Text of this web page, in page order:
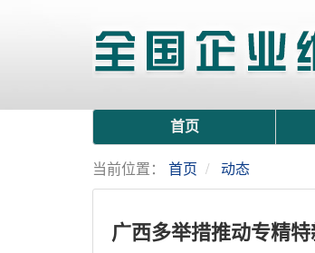
首页
当前位置： 首页 动态
广西多举措推动专精